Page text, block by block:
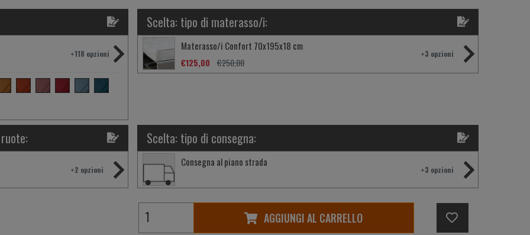
+118 opzioni
Scelta: tipo di materasso/i:
Materasso/i Confort 70x195x18 cm
€125,00 €250,00
+3 opzioni
+2 opzioni
Scelta: tipo di consegna:
Consegna al piano strada
+3 opzioni
AGGIUNGI AL CARRELLO